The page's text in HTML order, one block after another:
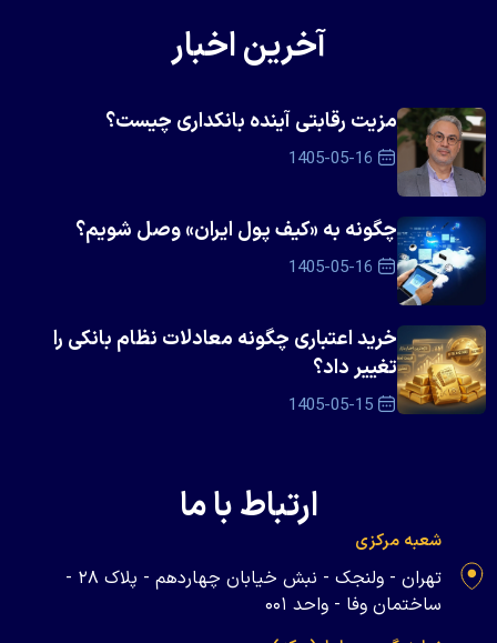
آخرین اخبار
مزیت رقابتی آینده بانکداری چیست؟
1405-05-16
چگونه به «کیف پول ایران» وصل شویم؟
1405-05-16
خرید اعتباری چگونه معادلات نظام بانکی را
تغییر داد؟
1405-05-15
ارتباط با ما
شعبه مرکزی
تهران - ولنجک - نبش خیابان چهاردهم - پلاک ۲۸ -
ساختمان وفا - واحد ۰۰۱